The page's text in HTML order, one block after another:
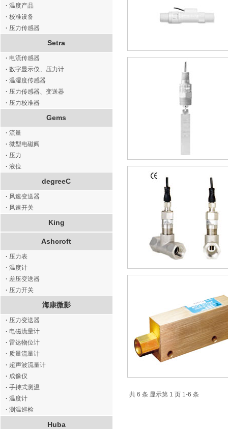
· 温度产品
· 校准设备
· 压力传感器
Setra
· 电流传感器
· 数字显示仪、压力计
· 温湿度传感器
· 压力传感器、变送器
· 压力校准器
Gems
· 流量
· 微型电磁阀
· 压力
· 液位
degreeC
· 风速变送器
· 风速开关
King
Ashcroft
· 压力表
· 温度计
· 差压变送器
· 压力开关
海康微影
· 压力变送器
· 电磁流量计
· 雷达物位计
· 质量流量计
· 超声波流量计
· 成像仪
· 手持式测温
· 温度计
· 测温巡检
Huba
共 6 条 显示第 1 页 1-6 条